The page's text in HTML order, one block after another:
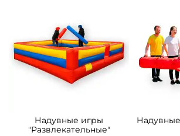
Надувные игры
"Развлекательные"